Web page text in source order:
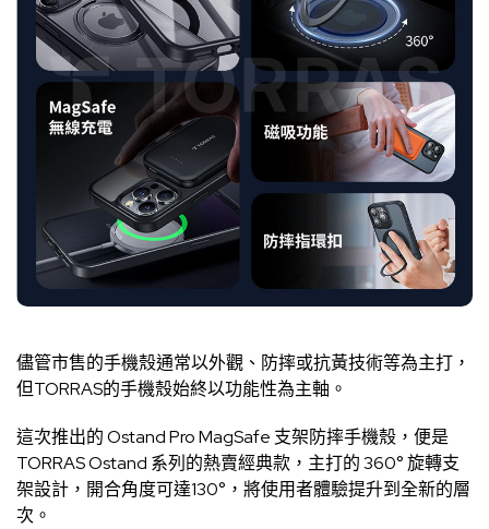
儘管市售的手機殼通常以外觀、防摔或抗黃技術等為主打，
但TORRAS的手機殼始終以功能性為主軸。
這次推出的 Ostand Pro MagSafe 支架防摔手機殼，便是
TORRAS Ostand 系列的熱賣經典款，主打的 360° 旋轉支
架設計，開合角度可達130°，將使用者體驗提升到全新的層
次。